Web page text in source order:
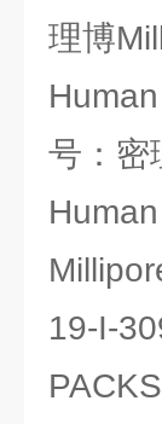
理博
号：密
19-I-